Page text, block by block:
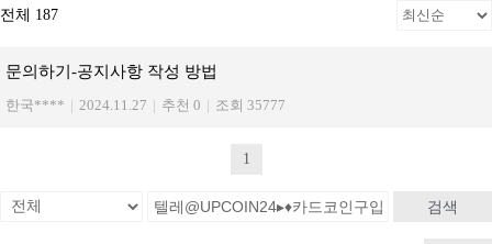
전체 187
문의하기-공지사항 작성 방법
한국**** | 2024.11.27 | 추천 0 | 조회 35777
1
검색